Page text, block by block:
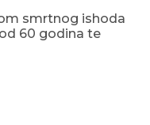
smrtnog ishoda
60 godina te